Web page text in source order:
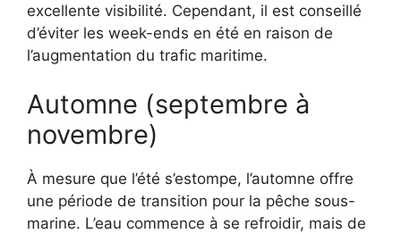
excellente visibilité. Cependant, il est conseillé
d’éviter les week-ends en été en raison de
l’augmentation du trafic maritime.
Automne (septembre à
novembre)
À mesure que l’été s’estompe, l’automne offre
une période de transition pour la pêche sous-
marine. L’eau commence à se refroidir, mais de